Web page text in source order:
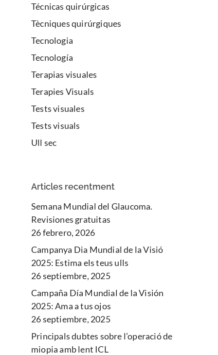
Técnicas quirúrgicas
Tècniques quirúrgiques
Tecnologia
Tecnología
Terapias visuales
Terapies Visuals
Tests visuales
Tests visuals
Ull sec
Articles recentment
Semana Mundial del Glaucoma.
Revisiones gratuitas
26 febrero, 2026
Campanya Dia Mundial de la Visió
2025: Estima els teus ulls
26 septiembre, 2025
Campaña Día Mundial de la Visión
2025: Ama a tus ojos
26 septiembre, 2025
Principals dubtes sobre l’operació de
miopia amb lent ICL